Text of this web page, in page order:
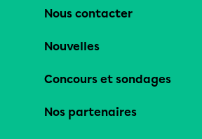
Nous contacter
Nouvelles
Concours et sondages
Nos partenaires